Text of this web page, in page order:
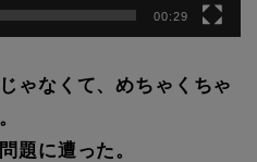
00:29
ゃなくて、めちゃくちゃ
題に遭った。